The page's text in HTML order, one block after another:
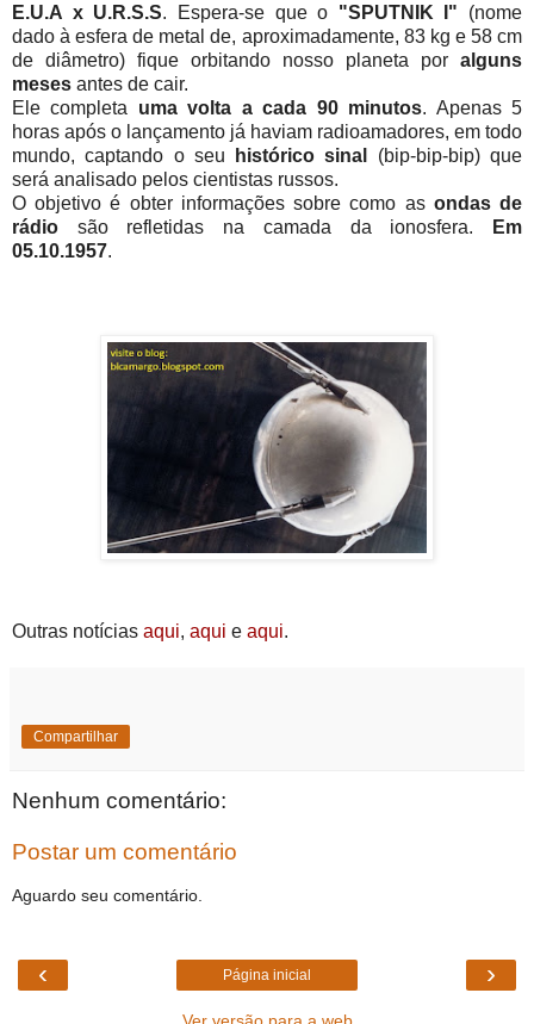
E.U.A x U.R.S.S. Espera-se que o "SPUTNIK I" (nome
dado à esfera de metal de, aproximadamente, 83 kg e 58 cm
de diâmetro) fique orbitando nosso planeta por alguns
meses antes de cair.
Ele completa uma volta a cada 90 minutos. Apenas 5
horas após o lançamento já haviam radioamadores, em todo
mundo, captando o seu
histórico sinal
(bip-bip-bip) que
será analisado pelos cientistas russos.
O objetivo é obter informações sobre como as ondas de
rádio são refletidas na camada da ionosfera.
Em
05.10.1957.
Outras notícias aqui, aqui e aqui.
Compartilhar
Nenhum comentário:
Postar um comentário
Aguardo seu comentário.
‹ ›
Página inicial